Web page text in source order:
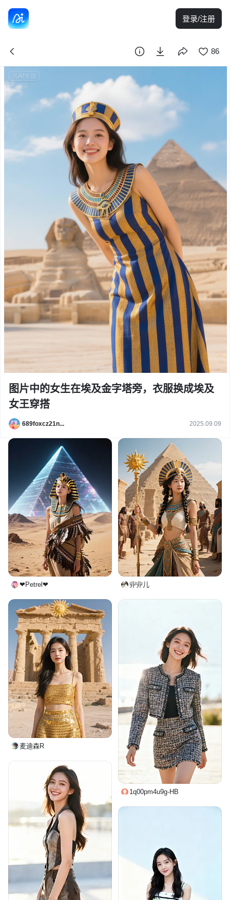
登录/注册
86
图片中的女生在埃及金字塔旁，衣服换成埃及
女王穿搭
689foxcz21n... 2025.09.09
❤Petrel❤ 丱丱儿
麦迪森R
1q00pm4u9g-HB